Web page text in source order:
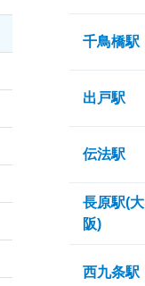
千鳥橋駅
出戸駅
伝法駅
長原駅(大
阪)
西九条駅